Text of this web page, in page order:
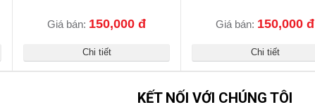
Giá bán: 150,000 đ
Chi tiết
Giá bán: 150,000 đ
Chi tiết
KẾT NỐI VỚI CHÚNG TÔI